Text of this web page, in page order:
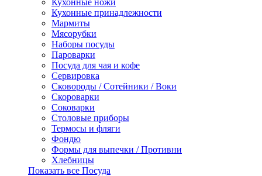
Кухонные ножи
Кухонные принадлежности
Мармиты
Мясорубки
Наборы посуды
Пароварки
Посуда для чая и кофе
Сервировка
Сковороды / Сотейники / Воки
Скороварки
Соковарки
Столовые приборы
Термосы и фляги
Фондю
Формы для выпечки / Противни
Хлебницы
Показать все Посуда